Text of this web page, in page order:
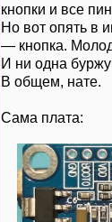
кнопки и все
Но вот опять в
— кнопка.
И ни одна
В общем, нате.
Сама плата: